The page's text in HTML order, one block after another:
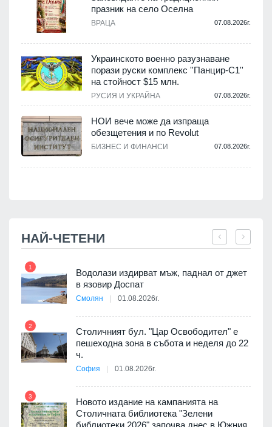
празник на село Оселна
ВРАЦА 07.08.2026г.
Украинското военно разузнаване
порази руски комплекс ''Панцир-С1''
на стойност $15 млн.
РУСИЯ И УКРАЙНА 07.08.2026г.
НОИ вече може да изпраща
обезщетения и по Revolut
БИЗНЕС И ФИНАНСИ 07.08.2026г.
НАЙ-ЧЕТЕНИ
1
Водолази издирват мъж, паднал от джет
в язовир Доспат
Смолян 01.08.2026г.
2
Столичният бул. "Цар Освободител" е
пешеходна зона в събота и неделя до 22
ч.
София 01.08.2026г.
3
Новото издание на кампанията на
Столичната библиотека "Зелени
библиотеки 2026" започва днес в Южния